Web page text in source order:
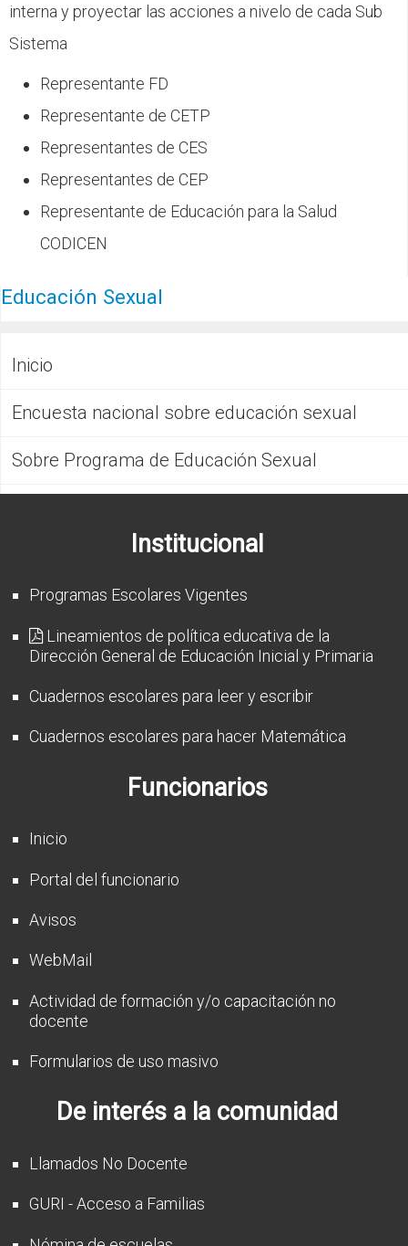
interna y proyectar las acciones a nivelo de cada Sub
Sistema
Representante FD
Representante de CETP
Representantes de CES
Representantes de CEP
Representante de Educación para la Salud
CODICEN
Educación Sexual
Inicio
Encuesta nacional sobre educación sexual
Sobre Programa de Educación Sexual
Institucional
Programas Escolares Vigentes
Lineamientos de política educativa de la
Dirección General de Educación Inicial y Primaria
Cuadernos escolares para leer y escribir
Cuadernos escolares para hacer Matemática
Funcionarios
Inicio
Portal del funcionario
Avisos
WebMail
Actividad de formación y/o capacitación no
docente
Formularios de uso masivo
De interés a la comunidad
Llamados No Docente
GURI - Acceso a Familias